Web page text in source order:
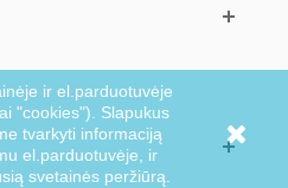
ir el.parduotuvėje
"cookies"). Slapukus
tvarkyti informaciją
el.parduotuvėje, ir
svetainės peržiūrą.